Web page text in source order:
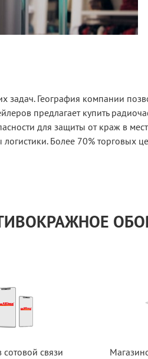
География компании
предлагает купить
для защиты от краж в
Более 70% торговых
сотовой связи